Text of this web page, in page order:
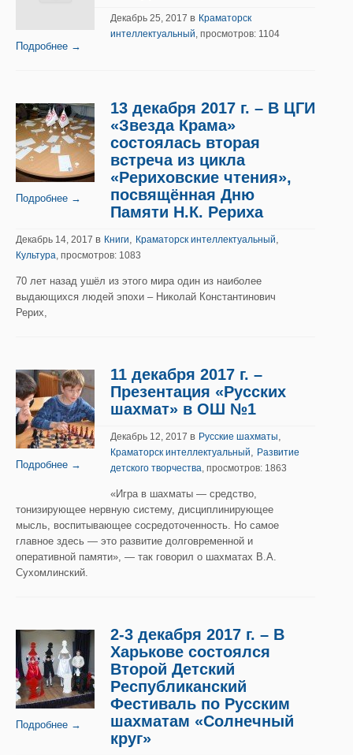
Подробнее →
Декабрь 25, 2017 в Краматорск
интеллектуальный, просмотров: 1104
Подробнее →
13 декабря 2017 г. – В ЦГИ
«Звезда Крама»
состоялась вторая
встреча из цикла
«Рериховские чтения»,
посвящённая Дню
Памяти Н.К. Рериха
Декабрь 14, 2017 в Книги, Краматорск интеллектуальный,
Культура, просмотров: 1083
70 лет назад ушёл из этого мира один из наиболее
выдающихся людей эпохи – Николай Константинович
Рерих,
Подробнее →
11 декабря 2017 г. –
Презентация «Русских
шахмат» в ОШ №1
Декабрь 12, 2017 в Русские шахматы,
Краматорск интеллектуальный, Развитие
детского творчества, просмотров: 1863
«Игра в шахматы — средство,
тонизирующее нервную систему, дисциплинирующее
мысль, воспитывающее сосредоточенность. Но самое
главное здесь — это развитие долговременной и
оперативной памяти», — так говорил о шахматах В.А.
Сухомлинский.
Подробнее →
2-3 декабря 2017 г. – В
Харькове состоялся
Второй Детский
Республиканский
Фестиваль по Русским
шахматам «Солнечный
круг»